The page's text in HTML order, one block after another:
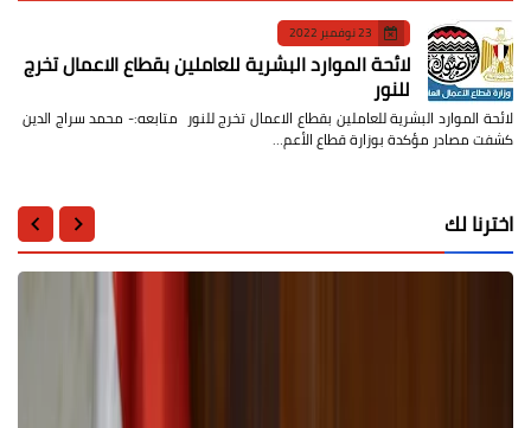
23 نوفمبر 2022
لائحة الموارد البشرية للعاملين بقطاع الاعمال تخرج
للنور
لائحة الموارد البشرية للعاملين بقطاع الاعمال تخرج للنور متابعه:- محمد سراج الدين
كشفت مصادر مؤكدة بوزارة قطاع الأعم…
اخترنا لك